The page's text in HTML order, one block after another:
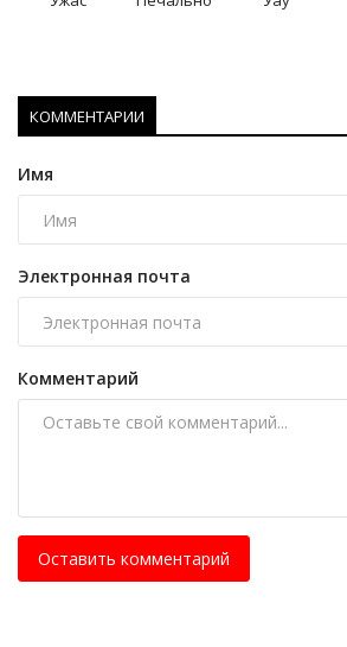
КОММЕНТАРИИ
Имя
Электронная почта
Комментарий
Оставить комментарий